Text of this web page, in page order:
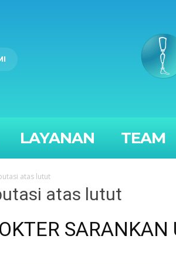
LAYANAN TEAM
atas lutut
atas lutut